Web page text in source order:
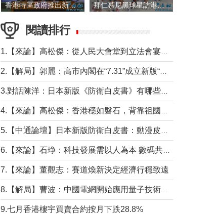
香港特區政府推出新一批銀色債券 每手1萬元保底息4.25厘 拜仁慕尼黑球星訪港 與球迷近距離互動
閱讀排行
7.【來論】董觀志：賽道煥新決定經濟行穩致遠
9.七月香港樓宇買賣合約按月下跌28.8%